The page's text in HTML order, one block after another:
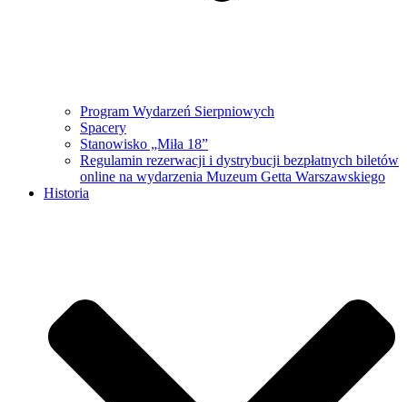
Program Wydarzeń Sierpniowych
Spacery
Stanowisko „Miła 18”
Regulamin rezerwacji i dystrybucji bezpłatnych biletów
online na wydarzenia Muzeum Getta Warszawskiego
Historia